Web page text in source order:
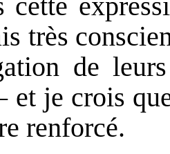
très
de
et je crois
renforcé.